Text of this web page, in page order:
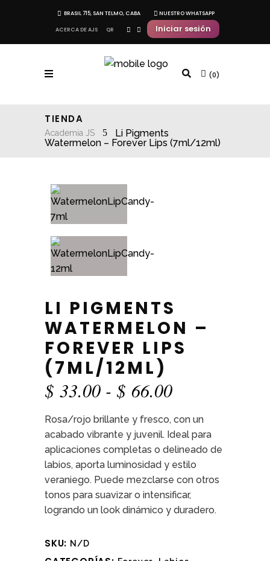
BRASIL 715, SAN TELMO, CABA NUESTRO WHATSAPP
ACERCA DE AJS QR Iniciar sesión
(0)
TIENDA
Academia JS
Li Pigments
Watermelon – Forever Lips (7ml/12ml)
LI PIGMENTS
WATERMELON –
FOREVER LIPS
(7ML/12ML)
$ 33.00 - $ 66.00Rango
precios:
desde
$ 33.00
hasta
$ 66.00
Rosa/rojo brillante y fresco, con un
acabado vibrante y juvenil. Ideal para
aplicaciones completas o delineado de
labios, aporta luminosidad y estilo
veraniego. Puede mezclarse con otros
tonos para suavizar o intensificar,
logrando un look dinámico y duradero.
SKU: N/D